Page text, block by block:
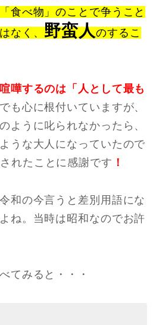
食べ物」のことで争うこと
なく、野蛮人のするこ
嘩するのは「人として最も
も心に根付いていますが、
ように叱られなかったら、
うな大人になっていたので
れたことに感謝です ！
和の今言うと差別用語にな
ね。当時は昭和なのでお許
てみると・・・